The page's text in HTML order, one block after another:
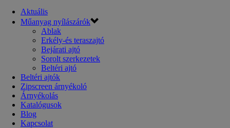
Aktuális
Műanyag nyílászárók
Ablak
Erkély-és teraszajtó
Bejárati ajtó
Sorolt szerkezetek
Beltéri ajtó
Beltéri ajtók
Zipscreen árnyékoló
Árnyékolás
Katalógusok
Blog
Kapcsolat